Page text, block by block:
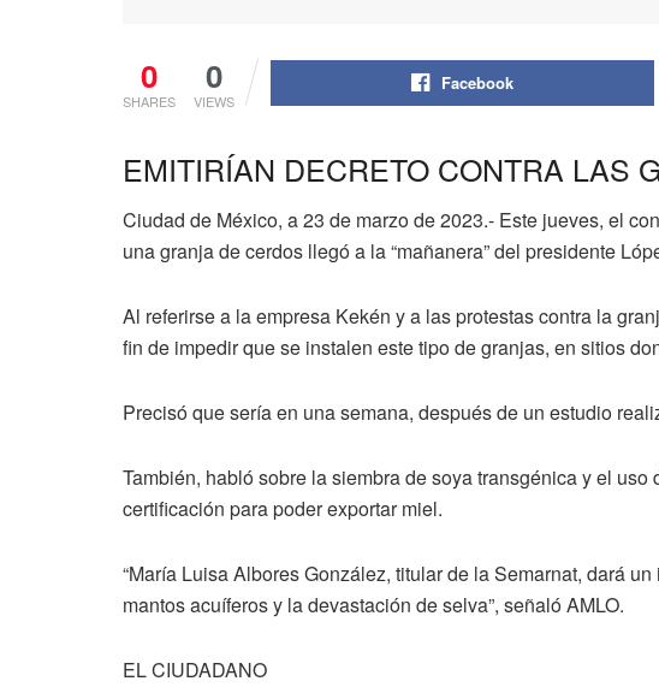
0
SHARES
0
VIEWS
Facebook
EMITIRÍAN DECRETO CONTRA LAS
Ciudad de México, a 23 de marzo de 2023.- Este jueves, el
una granja de cerdos llegó a la “mañanera” del presidente
Al referirse a la empresa Kekén y a las protestas contra la
fin de impedir que se instalen este tipo de granjas, en sitios
Precisó que sería en una semana, después de un estudio
También, habló sobre la siembra de soya transgénica y el
certificación para poder exportar miel.
“María Luisa Albores González, titular de la Semarnat, dará
mantos acuíferos y la devastación de selva”, señaló AMLO.
EL CIUDADANO